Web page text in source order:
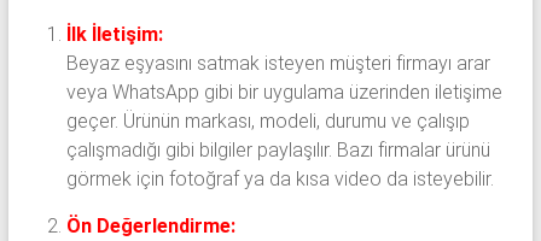
İlk İletişim:
Beyaz eşyasını satmak isteyen müşteri firmayı arar
veya WhatsApp gibi bir uygulama üzerinden iletişime
geçer. Ürünün markası, modeli, durumu ve çalışıp
çalışmadığı gibi bilgiler paylaşılır. Bazı firmalar ürünü
görmek için fotoğraf ya da kısa video da isteyebilir.
Ön Değerlendirme: